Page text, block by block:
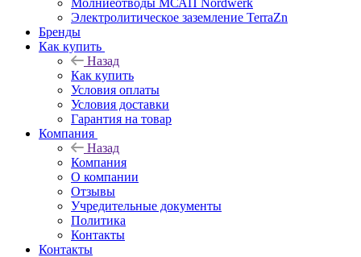
Молниеотводы МСАП Nordwerk
Электролитическое заземление TerraZn
Бренды
Как купить
Назад
Как купить
Условия оплаты
Условия доставки
Гарантия на товар
Компания
Назад
Компания
О компании
Отзывы
Учредительные документы
Политика
Контакты
Контакты